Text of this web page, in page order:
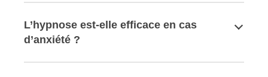
L’hypnose est-elle efficace en cas
d’anxiété ?